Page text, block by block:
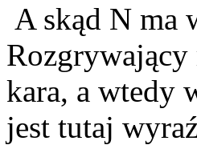
A skąd N ma
kara, a wtedy
jest tutaj